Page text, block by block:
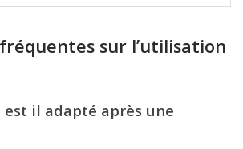
sur l’utilisation
est il adapté après une